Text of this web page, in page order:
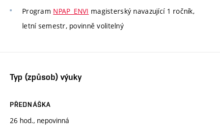
Program NPAP_ENVI magisterský navazující 1 ročník,
letní semestr, povinně volitelný
Typ (způsob) výuky
PŘEDNÁŠKA
26 hod., nepovinná